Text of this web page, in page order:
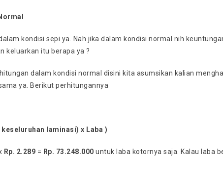
kondisi sepi ya. Nah jika dalam kondisi normal nih
keluarkan itu berapa ya ?
dalam kondisi normal disini kita asumsikan kalian
ya. Berikut perhitungannya
laminasi) x Laba )
Rp. 2.289 = Rp. 73.248.000 untuk laba kotornya saja. Kalau laba